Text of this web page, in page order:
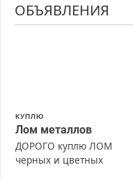
ОБЪЯВЛЕНИЯ
КУПЛЮ
Лом металлов
ДОРОГО куплю ЛОМ
черных и цветных